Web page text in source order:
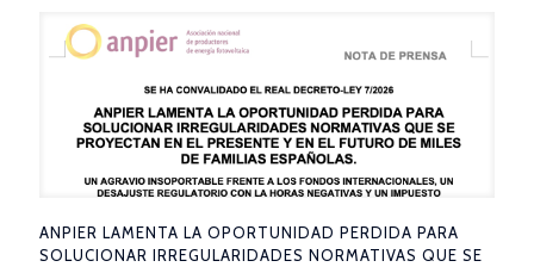
ANPIER LAMENTA LA OPORTUNIDAD PERDIDA PARA
SOLUCIONAR IRREGULARIDADES NORMATIVAS QUE SE